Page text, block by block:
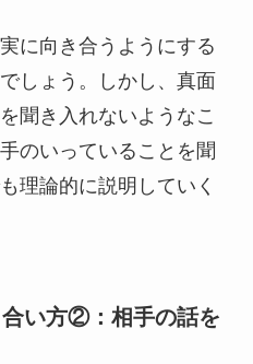
に向き合うようにする
しょう。しかし、真面
聞き入れないようなこ
のいっていることを聞
理論的に説明していく
い方②：相手の話を